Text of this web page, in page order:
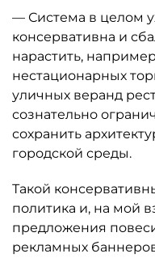
— Система в целом
консервативна и
нарастить,
нестационарных
уличных веранд
сознательно
сохранить
городской среды.
Такой
политика и, на мой
предложения
рекламных